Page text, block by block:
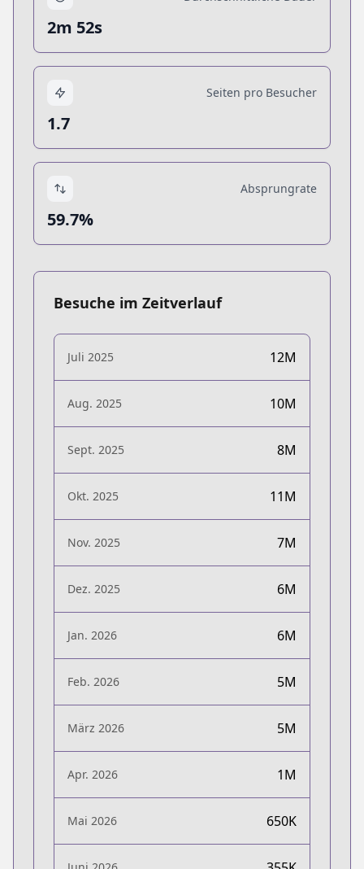
2m 52s
Seiten pro Besucher
1.7
Absprungrate
59.7%
Besuche im Zeitverlauf
Juli 2025 12M
Aug. 2025 10M
Sept. 2025 8M
Okt. 2025 11M
Nov. 2025 7M
Dez. 2025 6M
Jan. 2026 6M
Feb. 2026 5M
März 2026 5M
Apr. 2026 1M
Mai 2026 650K